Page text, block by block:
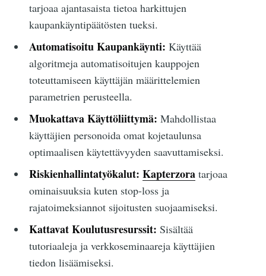
tarjoaa ajantasaista tietoa harkittujen
kaupankäyntipäätösten tueksi.
Automatisoitu Kaupankäynti: Käyttää
algoritmeja automatisoitujen kauppojen
toteuttamiseen käyttäjän määrittelemien
parametrien perusteella.
Muokattava Käyttöliittymä: Mahdollistaa
käyttäjien personoida omat kojetaulunsa
optimaalisen käytettävyyden saavuttamiseksi.
Riskienhallintatyökalut: Kapterzoratarjoaa
ominaisuuksia kuten stop-loss ja
rajatoimeksiannot sijoitusten suojaamiseksi.
Kattavat Koulutusresurssit: Sisältää
tutoriaaleja ja verkkoseminaareja käyttäjien
tiedon lisäämiseksi.